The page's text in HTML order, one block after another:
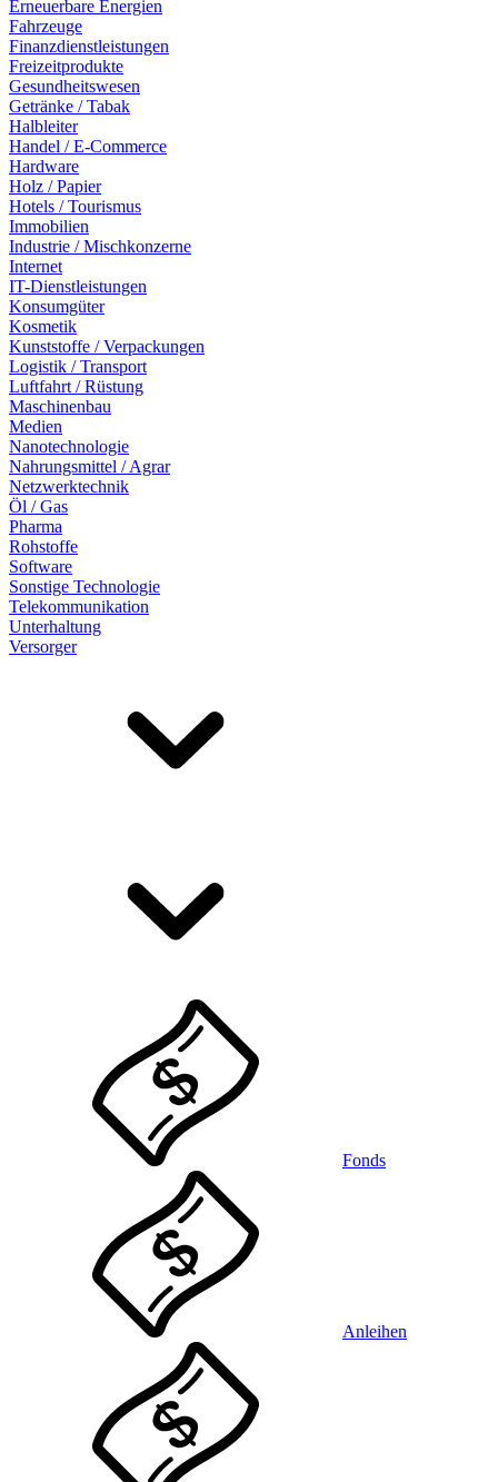
Erneuerbare Energien
Fahrzeuge
Finanzdienstleistungen
Freizeitprodukte
Gesundheitswesen
Getränke / Tabak
Halbleiter
Handel / E-Commerce
Hardware
Holz / Papier
Hotels / Tourismus
Immobilien
Industrie / Mischkonzerne
Internet
IT-Dienstleistungen
Konsumgüter
Kosmetik
Kunststoffe / Verpackungen
Logistik / Transport
Luftfahrt / Rüstung
Maschinenbau
Medien
Nanotechnologie
Nahrungsmittel / Agrar
Netzwerktechnik
Öl / Gas
Pharma
Rohstoffe
Software
Sonstige Technologie
Telekommunikation
Unterhaltung
Versorger
Fonds
Anleihen